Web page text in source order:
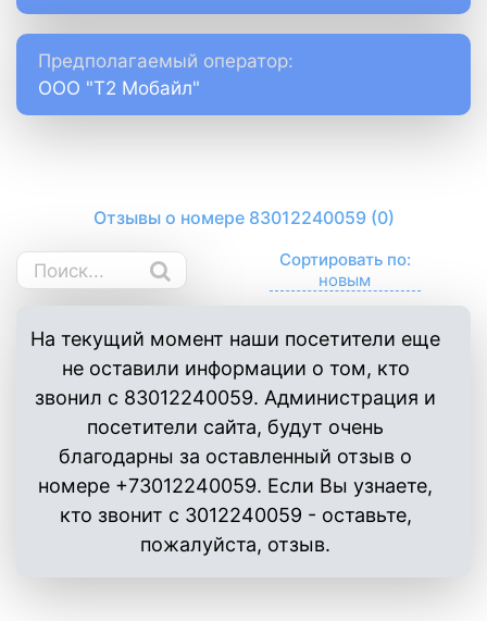
Предполагаемый оператор:
ООО "Т2 Мобайл"
Отзывы о номере 83012240059 (0)
Сортировать по:
На текущий момент наши посетители еще
не оставили информации о том, кто
звонил с 83012240059. Администрация и
посетители сайта, будут очень
благодарны за оставленный отзыв о
номере +73012240059. Если Вы узнаете,
кто звонит с 3012240059 - оставьте,
пожалуйста, отзыв.